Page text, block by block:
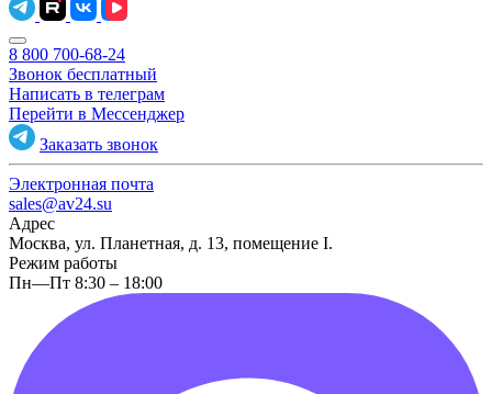
8 800 700-68-24
Звонок бесплатный
Написать в телеграм
Перейти в Мессенджер
Заказать звонок
Электронная почта
sales@av24.su
Адрес
Москва, ул. Планетная, д. 13, помещение I.
Режим работы
Пн—Пт 8:30 – 18:00